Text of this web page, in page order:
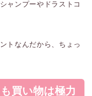
ャンプーやドラストコ
トなんだから、ちょっ
買い物は極力